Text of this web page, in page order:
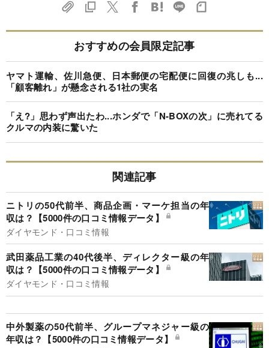
おすすめの会員限定記事
ヤマト運輸、佐川急便、日本郵便の宅配便に回復の兆しも...
「顧客離れ」が懸念される1社の実名
「え?」思わず声出たわ...ホンダで「N-BOXの次」に売れてる
クルマの内装に驚いた
関連記事
ニトリの50代前半、商品企画・マーケ担当の年
収は？【5000件の口コミ情報データ】
ダイヤモンド・口コミ情報
武田薬品工業の40代後半、ディレクター級の年
収は？【5000件の口コミ情報データ】
ダイヤモンド・口コミ情報
中外製薬の50代前半、グループマネジャー級の
年収は？【5000件の口コミ情報データ】